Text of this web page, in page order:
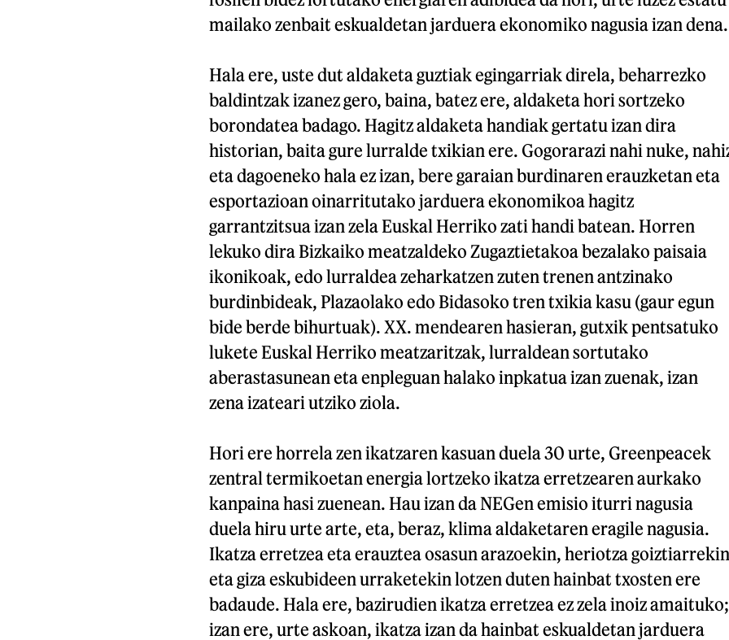
mailako zenbait eskualdetan jarduera ekonomiko nagusia izan dena.
Hala ere, uste dut aldaketa guztiak egingarriak direla, beharrezko
baldintzak izanez gero, baina, batez ere, aldaketa hori sortzeko
borondatea badago. Hagitz aldaketa handiak gertatu izan dira
historian, baita gure lurralde txikian ere. Gogorarazi nahi nuke,
eta dagoeneko hala ez izan, bere garaian burdinaren erauzketan eta
esportazioan oinarritutako jarduera ekonomikoa hagitz
garrantzitsua izan zela Euskal Herriko zati handi batean. Horren
lekuko dira Bizkaiko meatzaldeko Zugaztietakoa bezalako paisaia
ikonikoak, edo lurraldea zeharkatzen zuten trenen antzinako
burdinbideak, Plazaolako edo Bidasoko tren txikia kasu (gaur egun
bide berde bihurtuak). XX. mendearen hasieran, gutxik pentsatuko
lukete Euskal Herriko meatzaritzak, lurraldean sortutako
aberastasunean eta enpleguan halako inpkatua izan zuenak, izan
zena izateari utziko ziola.
Hori ere horrela zen ikatzaren kasuan duela 30 urte, Greenpeacek
zentral termikoetan energia lortzeko ikatza erretzearen aurkako
kanpaina hasi zuenean. Hau izan da NEGen emisio iturri nagusia
duela hiru urte arte, eta, beraz, klima aldaketaren eragile nagusia.
Ikatza erretzea eta erauztea osasun arazoekin, heriotza goiztiarrekin
eta giza eskubideen urraketekin lotzen duten hainbat txosten ere
badaude. Hala ere, bazirudien ikatza erretzea ez zela inoiz amaituko;
izan ere, urte askoan, ikatza izan da hainbat eskualdetan jarduera